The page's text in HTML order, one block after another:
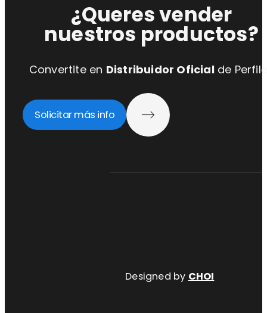
¿Queres vender
nuestros productos?
Convertite en Distribuidor Oficialde
Solicitar más info
Designed by CHOI